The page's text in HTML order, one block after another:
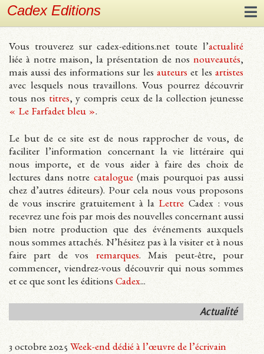
Cadex Editions
Vous trouverez sur cadex-editions.net toute l’actualité
liée à notre maison, la présentation de nos nouveautés,
mais aussi des informations sur les auteurs et les artistes
avec lesquels nous travaillons. Vous pourrez découvrir
tous nos titres, y compris ceux de la collection jeunesse
« Le Farfadet bleu ».
Le but de ce site est de nous rapprocher de vous, de
faciliter l’information concernant la vie littéraire qui
nous importe, et de vous aider à faire des choix de
lectures dans notre catalogue(mais pourquoi pas aussi
chez d’autres éditeurs). Pour cela nous vous proposons
de vous inscrire gratuitement à la Lettre Cadex : vous
recevrez une fois par mois des nouvelles concernant aussi
bien notre production que des événements auxquels
nous sommes attachés. N’hésitez pas à la visiter et à nous
faire part de vos remarques. Mais peut-être, pour
commencer, viendrez-vous découvrir qui nous sommes
et ce que sont les éditions Cadex...
Actualité
3 octobre 2025 Week-end dédié à l’œuvre de l’écrivain